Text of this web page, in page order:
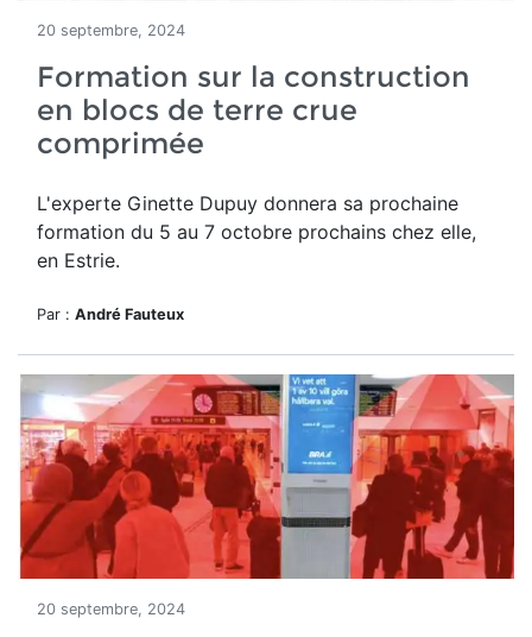
20 septembre, 2024
Formation sur la construction
en blocs de terre crue
comprimée
L'experte Ginette Dupuy donnera sa prochaine
formation du 5 au 7 octobre prochains chez elle,
en Estrie.
Par : André Fauteux
20 septembre, 2024